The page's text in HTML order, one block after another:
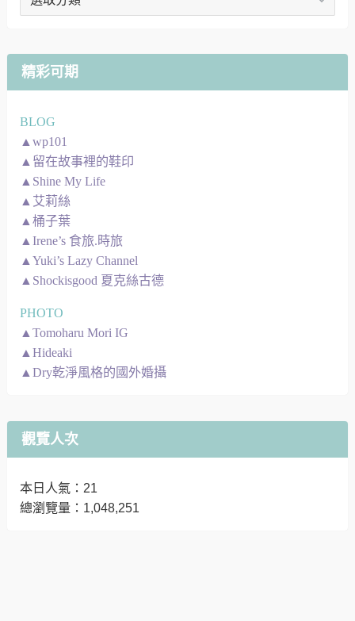
圖
精彩可期
BLOG
▲wp101
▲留在故事裡的鞋印
▲Shine My Life
▲艾莉絲
▲桶子葉
▲Irene’s 食旅.時旅
▲Yuki’s Lazy Channel
▲Shockisgood 夏克絲古德
PHOTO
▲Tomoharu Mori IG
▲Hideaki
▲Dry乾淨風格的國外婚攝
觀覽人次
本日人氣：21
總瀏覽量：1,048,251